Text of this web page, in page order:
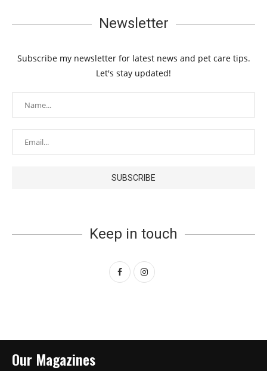
Newsletter
Subscribe my newsletter for latest news and pet care tips.
Let's stay updated!
Keep in touch
Our Magazines